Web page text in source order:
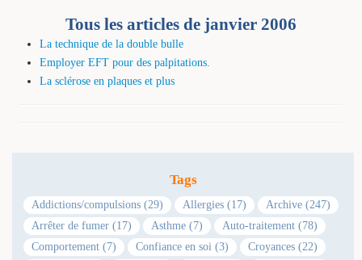
Tous les articles de janvier 2006
La technique de la double bulle
Employer EFT pour des palpitations.
La sclérose en plaques et plus
Tags
Addictions/compulsions (29) Allergies (17)
Archive (247)
Arrêter de fumer (17)
Asthme (7)
Auto-traitement (78)
Comportement (7)
Confiance en soi (3)
Croyances (22)